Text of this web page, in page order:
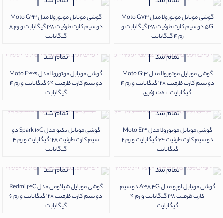
گوشی موبایل موتورولا مدل Moto G73
5G دو سیم کارت ظرفیت 128 گیگابایت و
رم 4 گیگابایت
گوشی موبایل موتورولا مدل Moto G23
دو سیم کارت ظرفیت 128 گیگابایت و رم 8
گیگابایت
تمام شد
گوشی موبایل موتورولا مدل Moto G13
دو سیم کارت ظرفیت 128 گیگابایت و رم 4
گیگابایت + هندزفری
تمام شد
گوشی موبایل موتورولا مدل Moto E32s
دو سیم کارت ظرفیت 64 گیگابایت و رم 4
گیگابایت
تمام شد
گوشی موبایل موتورولا مدل Moto E13
دو سیم کارت ظرفیت 64 گیگابایت و رم 2
گیگابایت
تمام شد
گوشی موبایل تکنو مدل Spark 10C دو
سیم کارت ظرفیت 128 گیگابایت و رم 4
گیگابایت
تمام شد
گوشی موبایل اوپو مدل A38 4G دو سیم
کارت ظرفیت 128 گیگابایت و رم 4
گیگابایت
تمام شد
گوشی موبایل شیائومی مدل Redmi 13C
دو سیم‌ کارت ظرفیت 128 گیگابایت و رم 6
گیگابایت